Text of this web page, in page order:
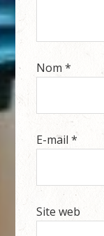
Nom*
E-mail*
Site web